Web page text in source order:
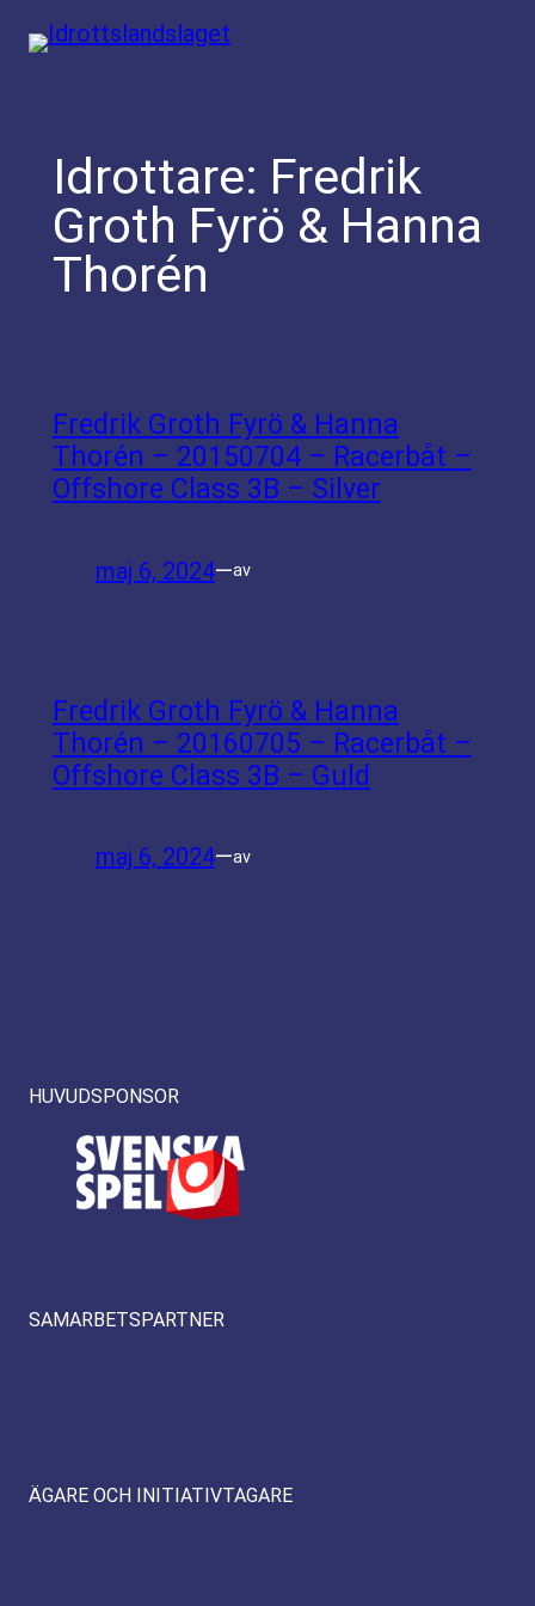
Hoppa
Idrottare: Fredrik
Groth Fyrö & Hanna
Thorén
Fredrik Groth Fyrö & Hanna
Thorén – 20150704 – Racerbåt –
Offshore Class 3B – Silver
maj 6, 2024—av
Fredrik Groth Fyrö & Hanna
Thorén – 20160705 – Racerbåt –
Offshore Class 3B – Guld
maj 6, 2024—av
HUVUDSPONSOR
SAMARBETSPARTNER
ÄGARE OCH INITIATIVTAGARE